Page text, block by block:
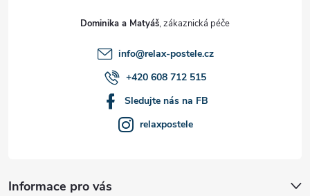
Dominika a Matyáš
info@relax-postele.cz
+420 608 712 515
Sledujte nás na FB
relaxpostele
Informace pro vás